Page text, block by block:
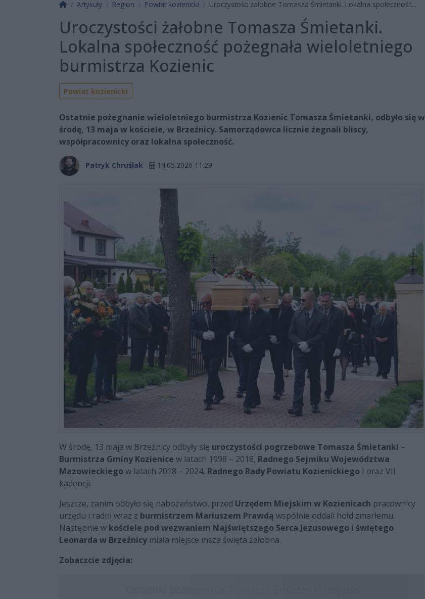
Strona główna
Artykuły Region Powiat kozienicki Uroczystości żałobne Tomasza Śmietanki. Lokalna społeczność...
Uroczystości żałobne Tomasza Śmietanki.
Lokalna społeczność pożegnała wieloletniego
burmistrza Kozienic
Powiat kozienicki
Ostatnie pożegnanie wieloletniego burmistrza Kozienic Tomasza Śmietanki, odbyło się w
środę, 13 maja w kościele, w Brzeźnicy. Samorządowca licznie żegnali bliscy,
współpracownicy oraz lokalna społeczność.
Patryk Chruślak 14.05.2026 11:29
W środę, 13 maja w Brzeźnicy odbyły się uroczystości pogrzebowe Tomasza Śmietanki –
Burmistrza Gminy Kozienice w latach 1998 – 2018, Radnego Sejmiku Województwa
Mazowieckiego w latach 2018 – 2024, Radnego Rady Powiatu Kozienickiego I oraz VII
kadencji.
Jeszcze, zanim odbyło się nabożeństwo, przed Urzędem Miejskim w Kozienicach pracownicy
urzędu i radni wraz z burmistrzem Mariuszem Prawdą wspólnie oddali hołd zmarłemu.
Następnie w kościele pod wezwaniem Najświętszego Serca Jezusowego i świętego
Leonarda w Brzeźnicy miała miejsce msza święta żałobna.
Zobaczcie zdjęcia: